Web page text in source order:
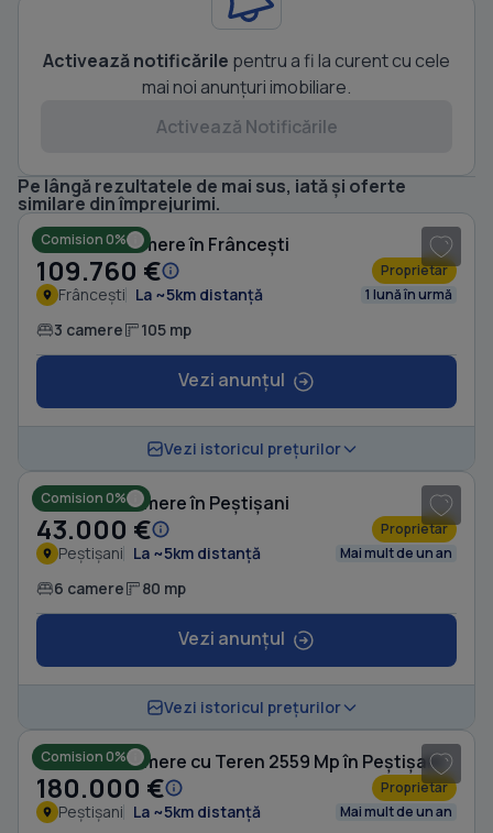
Activează notificările pentru a fi la curent cu cele
mai noi anunțuri imobiliare.
Activează Notificările
Pe lângă rezultatele de mai sus, iată și oferte
similare din împrejurimi.
Comision 0%
Casă cu 3 camere în Frâncești
109.760 € Proprietar
Frâncești La ~5km distanță 1 lună în urmă
3 camere 105 mp
Vezi anunțul
Vezi istoricul prețurilor
Comision 0%
Casă cu 6 camere în Peștișani
43.000 € Proprietar
Peștișani La ~5km distanță Mai mult de un an
6 camere 80 mp
Vezi anunțul
Vezi istoricul prețurilor
Comision 0%
Casă cu 6 camere cu Teren 2559 Mp în Peștișani
180.000 € Proprietar
Peștișani La ~5km distanță Mai mult de un an